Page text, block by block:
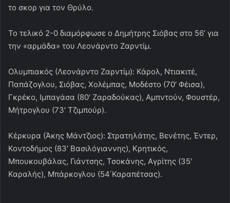
το σκορ για τον Θρύλο.
Το τελικό 2-0 διαμόρφωσε ο Δημήτρης Σιόβας στο 56’ για
την «αρμάδα» του Λεονάρντο Ζαρντίμ.
Ολυμπιακός (Λεονάρντο Ζαρντίμ): Κάρολ, Ντιακιτέ,
Παπάζογλου, Σιόβας, Χολέμπας, Μοδέστο (70′ Φέισα),
Γκρέκο, Ιμπαγάσα (80′ Ζαραδούκας), Αμπντούν, Φουστέρ,
Μήτρογλου (73′ Τζιμπούρ).
Κέρκυρα (Άκης Μάντζιος): Στρατηλάτης, Βενέτης, Έντερ,
Κοντοδήμος (83′ Βασιλόγιαννης), Κρητικός,
Μπουκουβάλας, Γιάντσης, Τσοκάνης, Αγρίτης (35′
Καραλής), Μπάρκογλου (54΄Καραπέτσας).